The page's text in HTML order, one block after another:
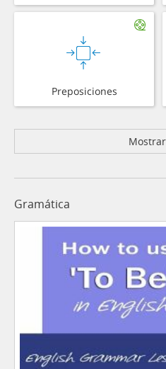
Preposiciones
Gramática